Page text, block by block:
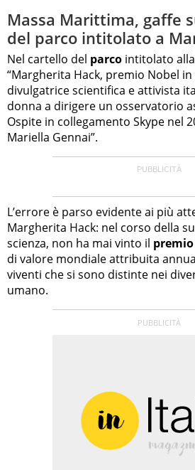
Massa Marittima, gaffe
del parco intitolato a
Nel cartello del parco intitolato
“Margherita Hack, premio Nobel
divulgatrice scientifica e attivista
donna a dirigere un osservatorio
Ospite in collegamento Skype nel
Mariella Gennai”.
L’errore è parso evidente ai più
Margherita Hack: nel corso della
scienza, non ha mai vinto il
di valore mondiale attribuita
viventi che si sono distinte nei
umano.